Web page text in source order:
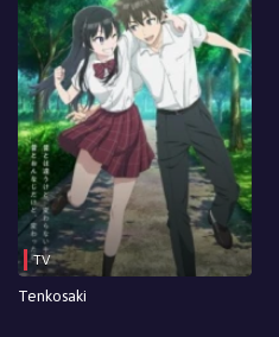
TV
Tenkosaki